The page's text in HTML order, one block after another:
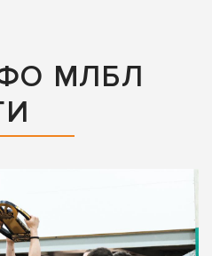
МЛБЛ